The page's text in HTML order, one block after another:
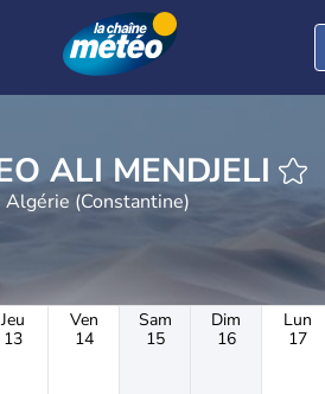
METEO ALI MENDJELI
Algérie (Constantine)
Jeu
13
Ven
14
Sam
15
Dim
16
Lun
17